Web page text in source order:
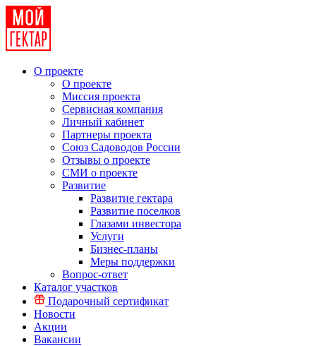
О проекте
О проекте
Миссия проекта
Сервисная компания
Личный кабинет
Партнеры проекта
Союз Садоводов России
Отзывы о проекте
СМИ о проекте
Развитие
Развитие гектара
Развитие поселков
Глазами инвестора
Услуги
Бизнес-планы
Меры поддержки
Вопрос-ответ
Каталог участков
Подарочный сертификат
Новости
Акции
Вакансии